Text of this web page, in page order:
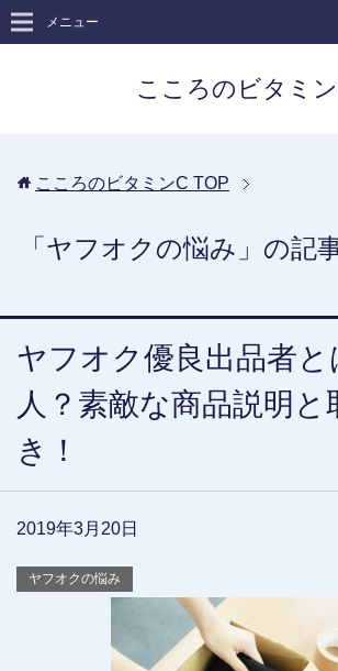
こころのビタミ
メニュー
こころのビタミンC TOP
「ヤフオクの悩み」の記
ヤフオク優良出品者と
人？素敵な商品説明と
き！
2019年3月20日
ヤフオクの悩み